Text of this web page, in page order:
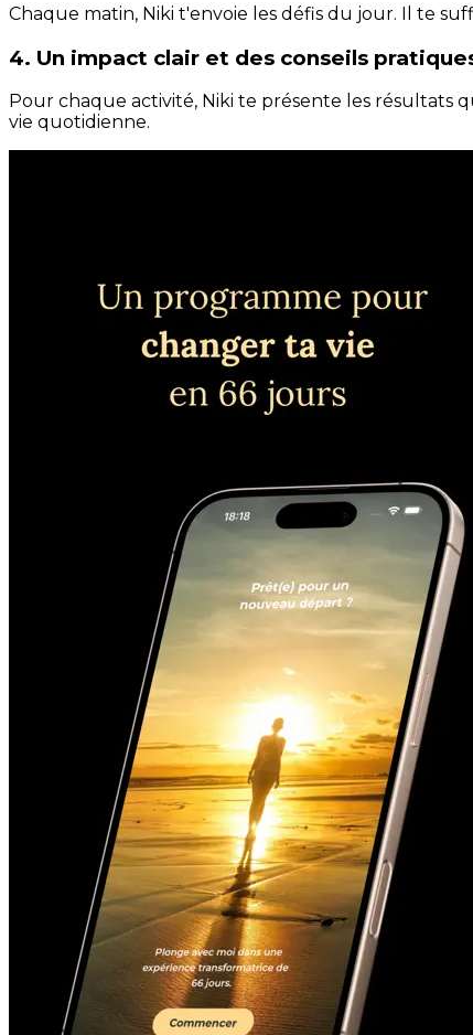
Chaque matin, Niki t'envoie les défis du jour. Il te
4. Un impact clair et des conseils
Pour chaque activité, Niki te présente les résultats
vie quotidienne.